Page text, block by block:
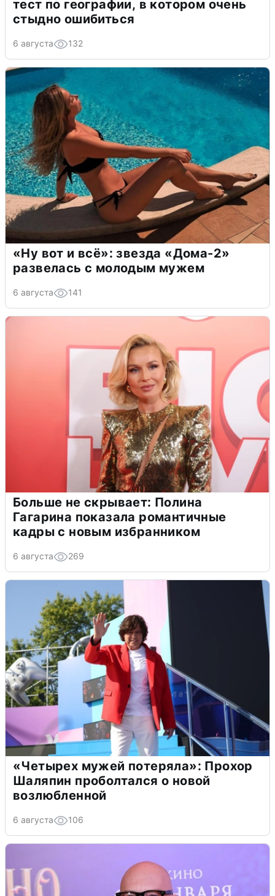
тест по географии, в котором очень
стыдно ошибиться
6 августа 132
«Ну вот и всё»: звезда «Дома-2»
развелась с молодым мужем
6 августа 141
Больше не скрывает: Полина
Гагарина показала романтичные
кадры с новым избранником
6 августа 269
«Четырех мужей потеряла»: Прохор
Шаляпин проболтался о новой
возлюбленной
6 августа 106